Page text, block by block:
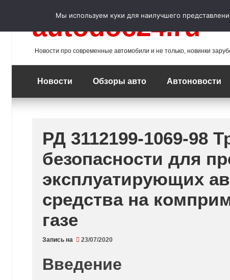
autodoc24.ru
Новости про современные автомобили и не только, новинки
Новости Обзоры авто Автоновости
РД 3112199-1069-98
безопасности для
эксплуатирующих
средства на
газе
Запись на 23/07/2020
Введение
Мы используем куки для наилучшего